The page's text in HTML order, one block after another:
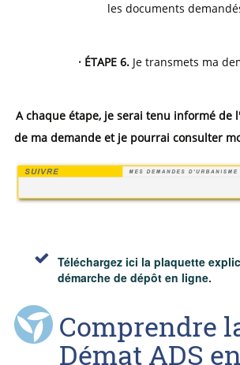
les documents
· ÉTAPE 6. Je transmets ma
A chaque étape, je serai tenu informé de
de ma demande et je pourrai consulter
Téléchargez ici la plaquette
démarche de dépôt en ligne.
Comprendre
Démat ADS